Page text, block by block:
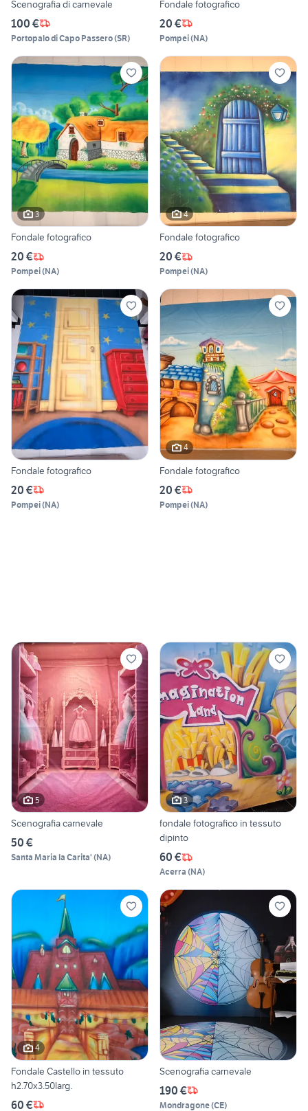
Scenografia di carnevale
100 €
Portopalo di Capo Passero(SR)
Fondale fotografico
20 €
Pompei(NA)
3
Fondale fotografico
20 €
Pompei(NA)
4
Fondale fotografico
20 €
Pompei(NA)
Fondale fotografico
20 €
Pompei(NA)
4
Fondale fotografico
20 €
Pompei(NA)
5
Scenografia carnevale
50 €
Santa Maria la Carita' (NA)
3
fondale fotografico in tessuto
dipinto
60 €
Acerra (NA)
4
Fondale Castello in tessuto
h2.70x3.50larg.
60 €
Scenografia carnevale
190 €
Mondragone(CE)